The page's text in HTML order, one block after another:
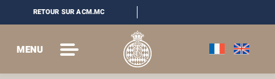
RETOUR SUR ACM.MC
MENU